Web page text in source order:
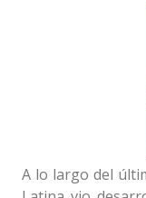
A lo largo del